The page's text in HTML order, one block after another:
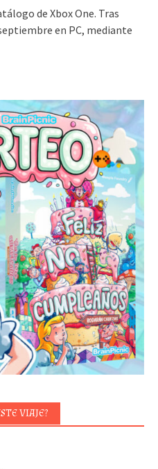
de Xbox One. Tras
en PC, mediante
VIAJE?